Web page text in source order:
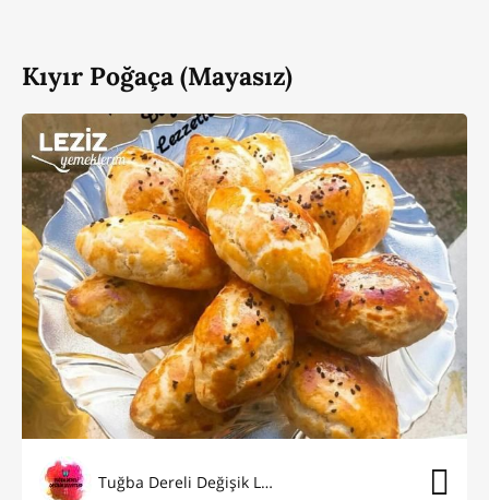
Kıyır Poğaça (Mayasız)
Tuğba Dereli Değişik Lezzetler